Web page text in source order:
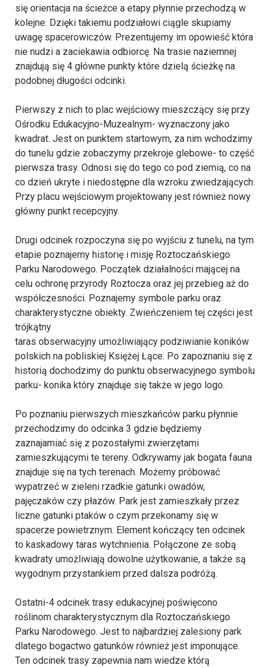
się orientacja na ścieżce a etapy płynnie przechodzą w
kolejne. Dzięki takiemu podziałowi ciągle skupiamy
uwagę spacerowiczów. Prezentujemy im opowieść która
nie nudzi a zaciekawia odbiorcę. Na trasie naziemnej
znajdują się 4 główne punkty które dzielą ścieżkę na
podobnej długości odcinki.
Pierwszy z nich to plac wejściowy mieszczący się przy
Ośrodku Edukacyjno-Muzealnym- wyznaczony jako
kwadrat. Jest on punktem startowym, za nim wchodzimy
do tunelu gdzie zobaczymy przekroje glebowe- to część
pierwsza trasy. Odnosi się do tego co pod ziemią, co na
co dzień ukryte i niedostępne dla wzroku zwiedzających.
Przy placu wejściowym projektowany jest również nowy
główny punkt recepcyjny.
Drugi odcinek rozpoczyna się po wyjściu z tunelu, na tym
etapie poznajemy historię i misję Roztoczańskiego
Parku Narodowego. Początek działalności mającej na
celu ochronę przyrody Roztocza oraz jej przebieg aż do
współczesności. Poznajemy symbole parku oraz
charakterystyczne obiekty. Zwieńczeniem tej części jest
trójkątny
taras obserwacyjny umożliwiający podziwianie koników
polskich na pobliskiej Księżej Łące. Po zapoznaniu się z
historią dochodzimy do punktu obserwacyjnego symbolu
parku- konika który znajduje się także w jego logo.
Po poznaniu pierwszych mieszkańców parku płynnie
przechodzimy do odcinka 3 gdzie będziemy
zaznajamiać się z pozostałymi zwierzętami
zamieszkującymi te tereny. Odkrywamy jak bogata fauna
znajduje się na tych terenach. Możemy próbować
wypatrzeć w zieleni rzadkie gatunki owadów,
pajęczaków czy płazów. Park jest zamieszkały przez
liczne gatunki ptaków o czym przekonamy się w
spacerze powietrznym. Element kończący ten odcinek
to kaskadowy taras wytchnienia. Połączone ze sobą
kwadraty umożliwiają dowolne użytkowanie, a także są
wygodnym przystankiem przed dalsza podróżą.
Ostatni-4 odcinek trasy edukacyjnej poświęcono
roślinom charakterystycznym dla Roztoczańskiego
Parku Narodowego. Jest to najbardziej zalesiony park
dlatego bogactwo gatunków również jest imponujące.
Ten odcinek trasy zapewnia nam wiedze którą